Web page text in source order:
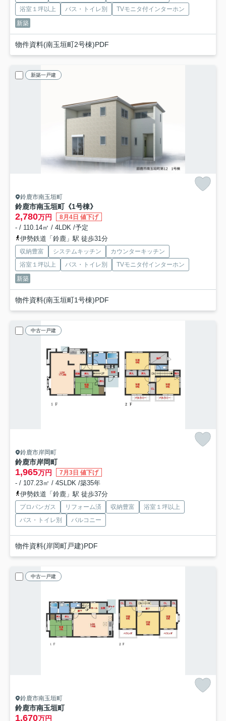
浴室１坪以上
バス・トイレ別
TVモニタ付インターホン
新築
物件資料(南玉垣町2号棟)PDF
新築一戸建
鈴鹿市南玉垣町
鈴鹿市南玉垣町《1号棟》
2,780万円 8月4日 値下げ
- / 110.14㎡ / 4LDK /予定
伊勢鉄道「鈴鹿」駅 徒歩31分
収納豊富 システムキッチン
カウンターキッチン
浴室１坪以上
バス・トイレ別
TVモニタ付インターホン
新築
物件資料(南玉垣町1号棟)PDF
中古一戸建
鈴鹿市岸岡町
鈴鹿市岸岡町
1,965万円 7月3日 値下げ
- / 107.23㎡ / 4SLDK /築35年
伊勢鉄道「鈴鹿」駅 徒歩37分
プロパンガス リフォーム済 収納豊富
浴室１坪以上
バス・トイレ別
バルコニー
物件資料(岸岡町戸建)PDF
中古一戸建
鈴鹿市南玉垣町
鈴鹿市南玉垣町
1,670万円